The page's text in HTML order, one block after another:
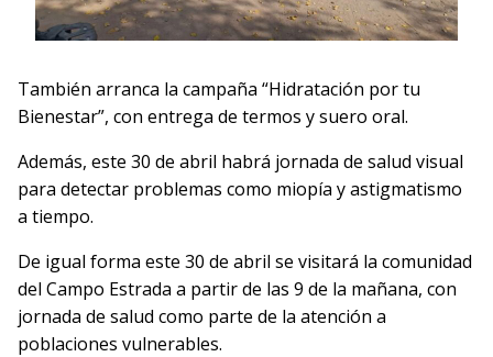
También arranca la campaña “Hidratación por tu
Bienestar”, con entrega de termos y suero oral.
Además, este 30 de abril habrá jornada de salud visual
para detectar problemas como miopía y astigmatismo
a tiempo.
De igual forma este 30 de abril se visitará la comunidad
del Campo Estrada a partir de las 9 de la mañana, con
jornada de salud como parte de la atención a
poblaciones vulnerables.